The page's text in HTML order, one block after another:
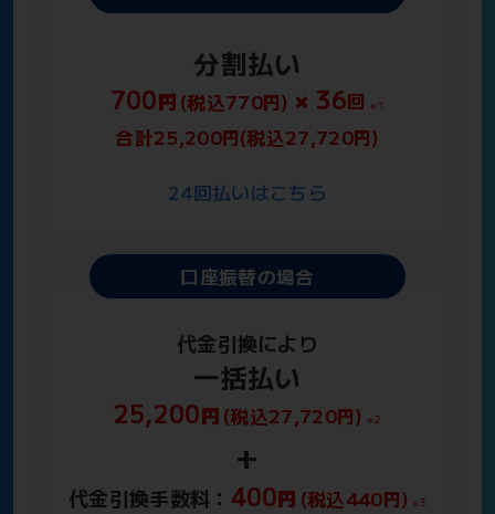
分割払い
700円 (税込770円) × 36回 ※1
合計25,200円(税込27,720円)
24回払いはこちら
口座振替の場合
代金引換により
一括払い
25,200円 (税込27,720円) ※2
+
代金引換手数料： 400円 (税込440円) ※3